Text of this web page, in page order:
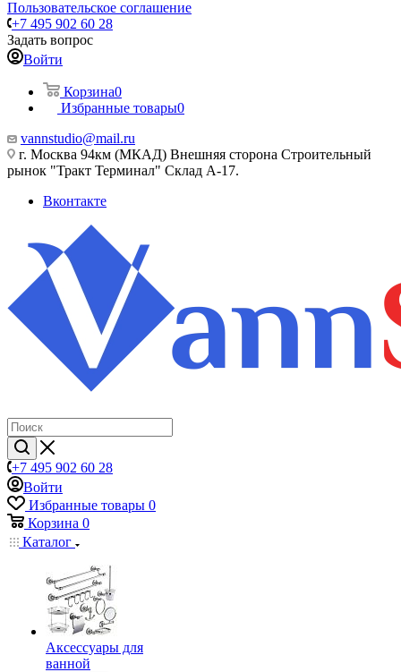
Пользовательское соглашение
+7 495 902 60 28
Задать вопрос
Войти
Корзина0
Избранные товары0
vannstudio@mail.ru
г. Москва 94км (МКАД) Внешняя сторона Строительный
рынок "Тракт Терминал" Склад А-17.
Вконтакте
+7 495 902 60 28
Войти
Избранные товары 0
Корзина 0
Каталог
Аксессуары для
ванной